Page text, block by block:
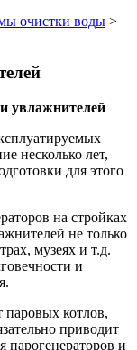
очистки воды >
увлажнителей
несколько лет,
для этого
на стройках
не только
музеях и т.д.
и
паровых котлов,
приводит
парогенераторов и